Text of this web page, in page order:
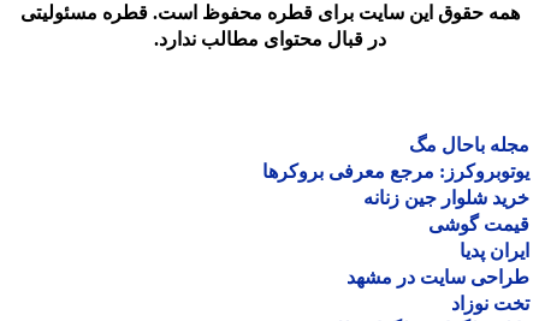
حقوق این سایت برای قطره محفوظ است. قطره مسئولیتی
در قبال محتوای مطالب ندارد.
باحال مگ
مرجع معرفی بروکرها
شلوار جین زنانه
گوشی
پدیا
سایت در مشهد
نوزاد